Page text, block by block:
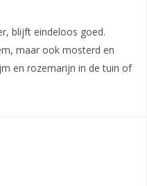
blijft eindeloos goed.
maar ook mosterd en
en rozemarijn in de tuin of